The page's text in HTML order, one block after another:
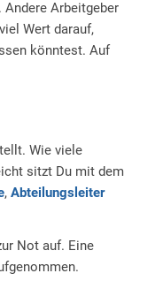
Andere Arbeitgeber
Wert darauf,
könntest. Auf
Wie viele
sitzt Du mit dem
, Abteilungsleiter
Not auf. Eine